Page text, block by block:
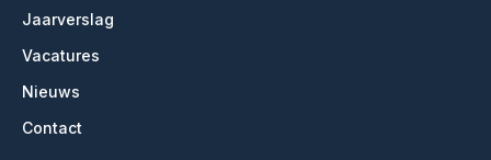
Jaarverslag
Vacatures
Nieuws
Contact